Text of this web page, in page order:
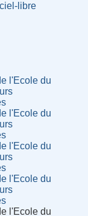
libre
l'Ecole du
l'Ecole du
l'Ecole du
l'Ecole du
l'Ecole du